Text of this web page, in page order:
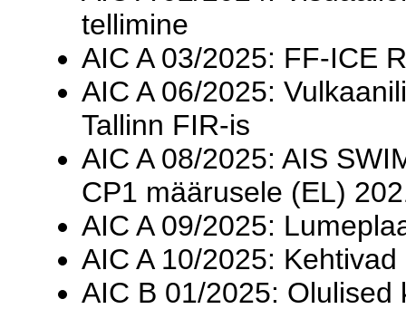
tellimine
AIC A 03/2025: FF-ICE
AIC A 06/2025:
Tallinn FIR-is
AIC A 08/2025: AIS
CP1 määrusele (EL)
AIC A 09/2025:
AIC A 10/2025:
AIC B 01/2025: